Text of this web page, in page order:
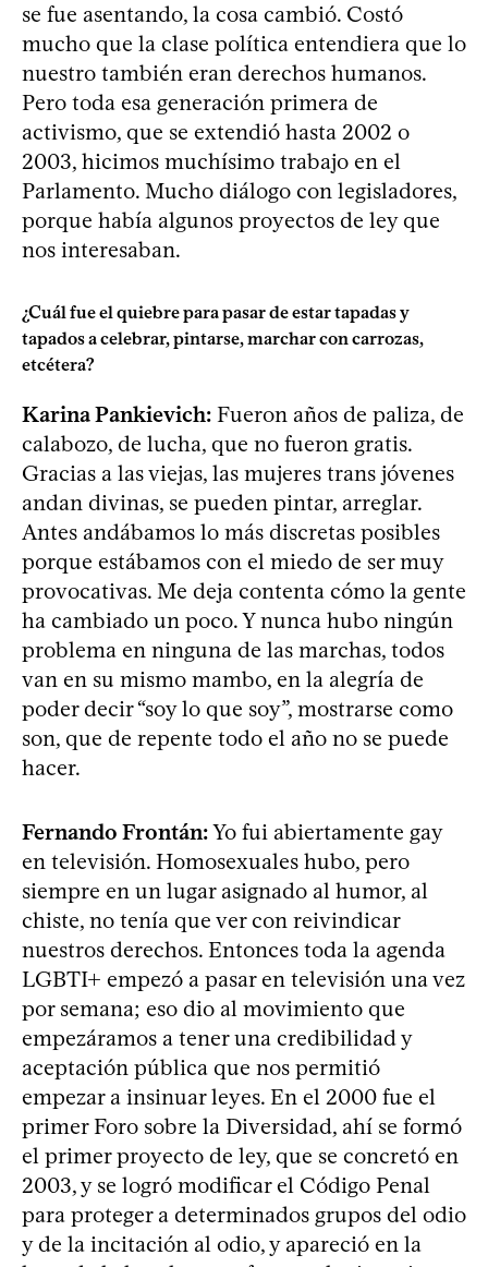
se fue asentando, la cosa cambió. Costó
mucho que la clase política entendiera que lo
nuestro también eran derechos humanos.
Pero toda esa generación primera de
activismo, que se extendió hasta 2002 o
2003, hicimos muchísimo trabajo en el
Parlamento. Mucho diálogo con legisladores,
porque había algunos proyectos de ley que
nos interesaban.
¿Cuál fue el quiebre para pasar de estar tapadas y
tapados a celebrar, pintarse, marchar con carrozas,
etcétera?
Karina Pankievich: Fueron años de paliza, de
calabozo, de lucha, que no fueron gratis.
Gracias a las viejas, las mujeres trans jóvenes
andan divinas, se pueden pintar, arreglar.
Antes andábamos lo más discretas posibles
porque estábamos con el miedo de ser muy
provocativas. Me deja contenta cómo la gente
ha cambiado un poco. Y nunca hubo ningún
problema en ninguna de las marchas, todos
van en su mismo mambo, en la alegría de
poder decir “soy lo que soy”, mostrarse como
son, que de repente todo el año no se puede
hacer.
Fernando Frontán:Yo fui abiertamente gay
en televisión. Homosexuales hubo, pero
siempre en un lugar asignado al humor, al
chiste, no tenía que ver con reivindicar
nuestros derechos. Entonces toda la agenda
LGBTI+ empezó a pasar en televisión una vez
por semana; eso dio al movimiento que
empezáramos a tener una credibilidad y
aceptación pública que nos permitió
empezar a insinuar leyes. En el 2000 fue el
primer Foro sobre la Diversidad, ahí se formó
el primer proyecto de ley, que se concretó en
2003, y se logró modificar el Código Penal
para proteger a determinados grupos del odio
y de la incitación al odio, y apareció en la